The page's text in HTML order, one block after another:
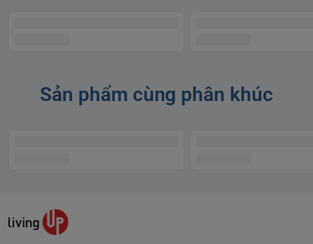
Sản phẩm cùng phân khúc